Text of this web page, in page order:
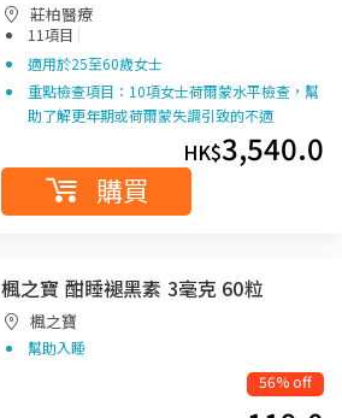
莊柏醫療
11項目 |
適用於25至60歲女士
重點檢查項目：10項女士荷爾蒙水平檢查，幫
助了解更年期或荷爾蒙失調引致的不適
HK$3,540.0
購買
楓之寶 酣睡褪黑素 3毫克 60粒
楓之寶
幫助入睡
56% off